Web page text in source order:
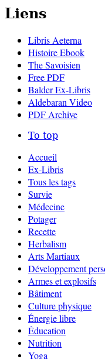
Liens
Libris Aeterna
Histoire Ebook
The Savoisien
Free PDF
Balder Ex-Libris
Aldebaran Video
PDF Archive
To top
Accueil
Ex-Libris
Tous les tags
Survie
Médecine
Potager
Recette
Herbalism
Arts Martiaux
Développement
Armes et explosifs
Bâtiment
Culture physique
Énergie libre
Éducation
Nutrition
Yoga